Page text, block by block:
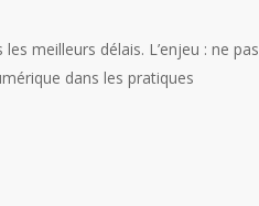
meilleurs délais. L’enjeu : ne pas
dans les pratiques